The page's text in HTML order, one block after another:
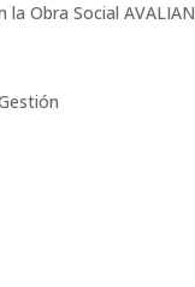
Obra Social AVALIAN